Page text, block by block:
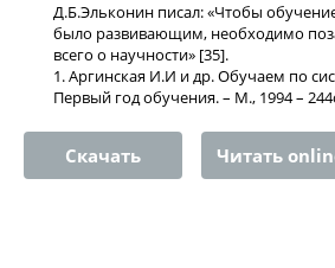
Д.Б.Эльконин писал: «Чтобы
было развивающим, необходимо
всего о научности» [35].
1. Аргинская И.И и др. Обучаем по
Первый год обучения. – М., 1994 –
Скачать Читать